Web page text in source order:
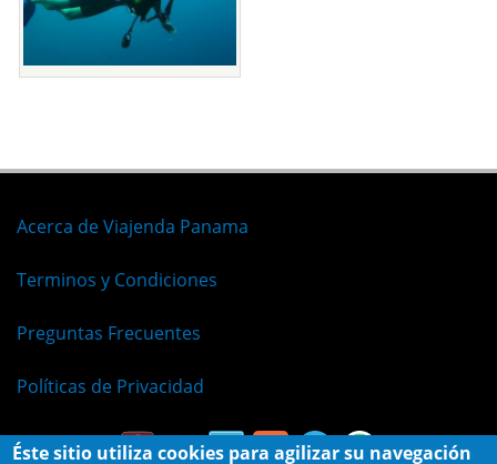
Acerca de Viajenda Panama
Terminos y Condiciones
Preguntas Frecuentes
Políticas de Privacidad
Éste sitio utiliza cookies para agilizar su navegación